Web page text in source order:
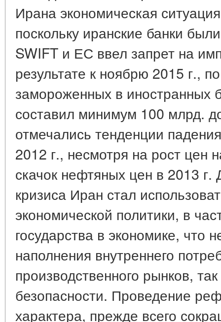
Ирана экономическая
поскольку иранские банки
SWIFT и ЕС ввел запрет на
результате к ноябрю 2015 г.,
замороженных в иностранных
составил минимум 100 млрд.
отмечались тенденции
2012 г., несмотря на рост цен
скачок нефтяных цен в 2013
кризиса Иран стал
экономической политики, в
государства в экономике, что
наполнения внутреннего
производственного рынков,
безопасности. Проведение
характера, прежде всего